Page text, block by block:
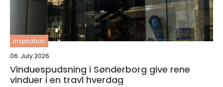
inspiration
06. July 2026
Vinduespudsning i Sønderborg give rene
vinduer i en travl hverdag